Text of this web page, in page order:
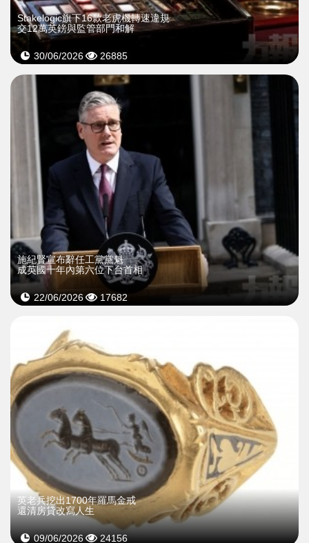
Stakelogic旗下16款老虎機轉速違規
交12萬英鎊與監管部門和解
30/06/2026 26885
施紀賢宣布辭任工黨黨魁
成英國十年內第六位下台首相
22/06/2026 17682
英老兵挖出1700年羅馬金戒
還清房貸改寫人生
09/06/2026 24156